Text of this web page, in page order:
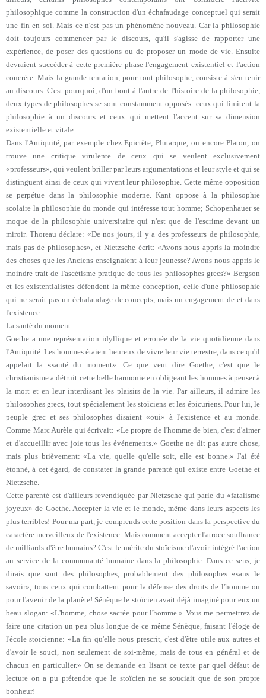
philosophique comme la construction d'un échafaudage conceptuel qui serait
une fin en soi. Mais ce n'est pas un phénomène nouveau. Car la philosophie
doit toujours commencer par le discours, qu'il s'agisse de rapporter une
expérience, de poser des questions ou de proposer un mode de vie. Ensuite
devraient succéder à cette première phase l'engagement existentiel et l'action
concrète. Mais la grande tentation, pour tout philosophe, consiste à s'en tenir
au discours. C'est pourquoi, d'un bout à l'autre de l'histoire de la philosophie,
deux types de philosophes se sont constamment opposés: ceux qui limitent la
philosophie à un discours et ceux qui mettent l'accent sur sa dimension
existentielle et vitale.
Dans l'Antiquité, par exemple chez Epictète, Plutarque, ou encore Platon, on
trouve une critique virulente de ceux qui se veulent exclusivement
«professeurs», qui veulent briller par leurs argumentations et leur style et qui se
distinguent ainsi de ceux qui vivent leur philosophie. Cette même opposition
se perpétue dans la philosophie moderne. Kant oppose à la philosophie
scolaire la philosophie du monde qui intéresse tout homme; Schopenhauer se
moque de la philosophie universitaire qui n'est que de l'escrime devant un
miroir. Thoreau déclare: «De nos jours, il y a des professeurs de philosophie,
mais pas de philosophes», et Nietzsche écrit: «Avons-nous appris la moindre
des choses que les Anciens enseignaient à leur jeunesse? Avons-nous appris le
moindre trait de l'ascétisme pratique de tous les philosophes grecs?» Bergson
et les existentialistes défendent la même conception, celle d'une philosophie
qui ne serait pas un échafaudage de concepts, mais un engagement de et dans
l'existence.
La santé du moment
Goethe a une représentation idyllique et erronée de la vie quotidienne dans
l'Antiquité. Les hommes étaient heureux de vivre leur vie terrestre, dans ce qu'il
appelait la «santé du moment». Ce que veut dire Goethe, c'est que le
christianisme a détruit cette belle harmonie en obligeant les hommes à penser à
la mort et en leur interdisant les plaisirs de la vie. Par ailleurs, il admire les
philosophes grecs, tout spécialement les stoïciens et les épicuriens. Pour lui, le
peuple grec et ses philosophes disaient «oui» à l'existence et au monde.
Comme Marc Aurèle qui écrivait: «Le propre de l'homme de bien, c'est d'aimer
et d'accueillir avec joie tous les événements.» Goethe ne dit pas autre chose,
mais plus brièvement: «La vie, quelle qu'elle soit, elle est bonne.» J'ai été
étonné, à cet égard, de constater la grande parenté qui existe entre Goethe et
Nietzsche.
Cette parenté est d'ailleurs revendiquée par Nietzsche qui parle du «fatalisme
joyeux» de Goethe. Accepter la vie et le monde, même dans leurs aspects les
plus terribles! Pour ma part, je comprends cette position dans la perspective du
caractère merveilleux de l'existence. Mais comment accepter l'atroce souffrance
de milliards d'être humains? C'est le mérite du stoïcisme d'avoir intégré l'action
au service de la communauté humaine dans la philosophie. Dans ce sens, je
dirais que sont des philosophes, probablement des philosophes «sans le
savoir», tous ceux qui combattent pour la défense des droits de l'homme ou
pour l'avenir de la planète! Sénèque le stoïcien avait déjà imaginé pour eux un
beau slogan: «L'homme, chose sacrée pour l'homme.» Vous me permettrez de
faire une citation un peu plus longue de ce même Sénèque, faisant l'éloge de
l'école stoïcienne: «La fin qu'elle nous prescrit, c'est d'être utile aux autres et
d'avoir le souci, non seulement de soi-même, mais de tous en général et de
chacun en particulier.» On se demande en lisant ce texte par quel défaut de
lecture on a pu prétendre que le stoïcien ne se souciait que de son propre
bonheur!